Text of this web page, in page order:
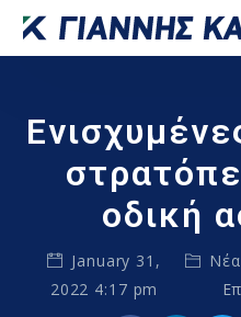
οδική
January 31,
2022 4:17 pm
Νέα